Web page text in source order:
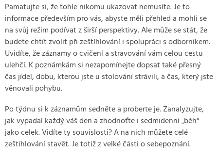
Pamatujte si, že tohle nikomu ukazovat nemusíte. Je to
informace především pro vás, abyste měli přehled a mohli se
na svůj režim podívat z širší perspektivy. Ale může se stát, že
budete chtít zvolit při zeštíhlování i spolupráci s odborníkem.
Uvidíte, že záznamy o cvičení a stravování vám celou cestu
ulehčí. K poznámkám si nezapomínejte dopsat také přesný
čas jídel, dobu, kterou jste u stolování strávili, a čas, který jste
věnovali pohybu.
Po týdnu si k záznamům sedněte a proberte je. Zanalyzujte,
jak vypadal každý váš den a zhodnoťte i sedmidenní „běh“
jako celek. Vidíte ty souvislosti? A na nich můžete celé
zeštíhlování stavět. Je totiž z velké části o sebepoznání.